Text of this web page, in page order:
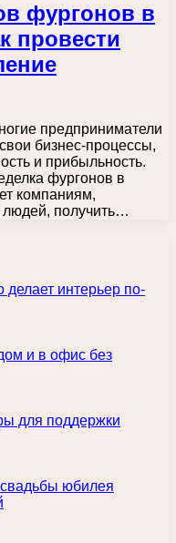
фургонов в
провести
предприниматели
бизнес-процессы,
и прибыльность.
фургонов в
компаниям,
получить…
делает интерьер по-
и в офис без
для поддержки
юбилея